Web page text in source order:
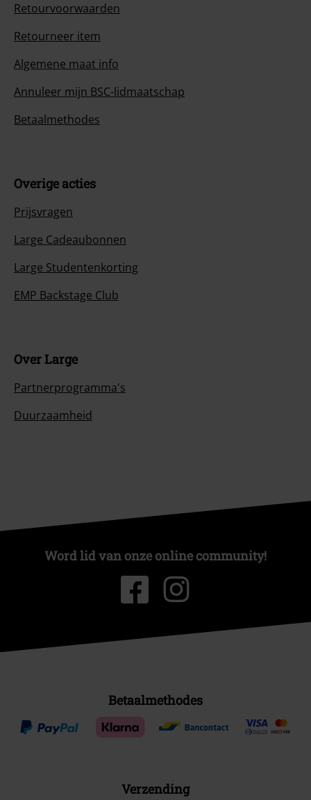
Retourvoorwaarden
Retourneer item
Algemene maat info
Annuleer mijn BSC-lidmaatschap
Betaalmethodes
Overige acties
Prijsvragen
Large Cadeaubonnen
Large Studentenkorting
EMP Backstage Club
Over Large
Partnerprogramma's
Duurzaamheid
Word lid van onze online community!
Betaalmethodes
Verzending